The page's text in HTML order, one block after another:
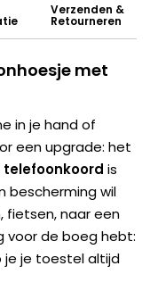
Verzenden &
Retourneren
met
in je hand of
een upgrade: het
telefoonkoord is
bescherming wil
fietsen, naar een
voor de boeg hebt:
je toestel altijd